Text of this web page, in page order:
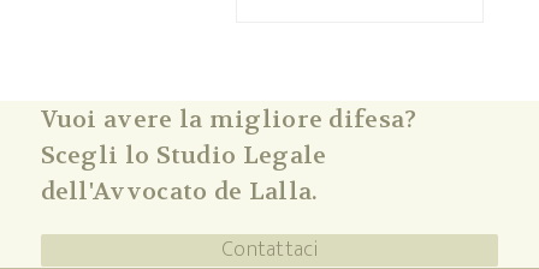
Vuoi avere la migliore difesa?
Scegli lo Studio Legale
dell'Avvocato de Lalla.
Contattaci